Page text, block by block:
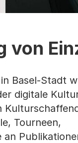
von
Basel-Stadt
digitale
Tourneen,